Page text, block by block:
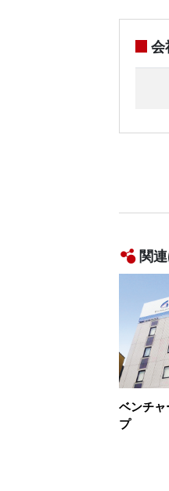
会
関
ベンチ
プ